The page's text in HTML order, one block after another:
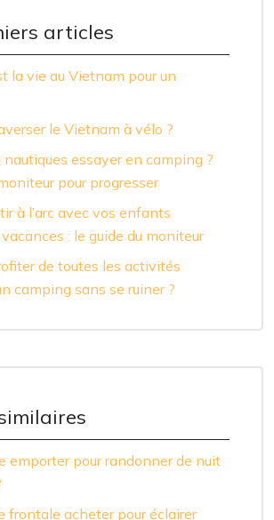
articles
la vie au Vietnam pour un
le Vietnam à vélo ?
nautiques essayer en camping ?
pour progresser
à l’arc avec vos enfants
: le guide du moniteur
de toutes les activités
camping sans se ruiner ?
emporter pour randonner de nuit
frontale acheter pour éclairer